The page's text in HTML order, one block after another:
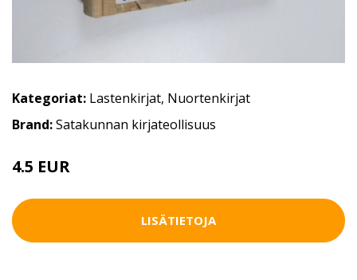
Kategoriat: Lastenkirjat, Nuortenkirjat
Brand:Satakunnan kirjateollisuus
4.5 EUR
LISÄTIETOJA